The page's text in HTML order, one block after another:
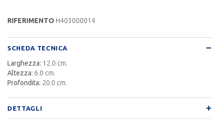
RIFERIMENTO H403000014
SCHEDA TECNICA
Larghezza: 12.0 cm.
Altezza: 6.0 cm.
Profondita: 20.0 cm.
DETTAGLI